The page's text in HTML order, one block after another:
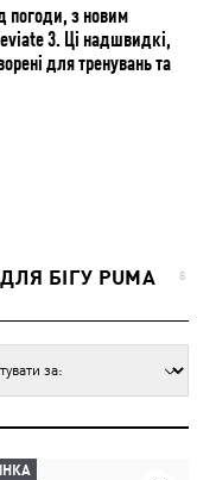
погоди, з новим
3. Ці надшвидкі,
для тренувань та
БІГУ PUMA
8